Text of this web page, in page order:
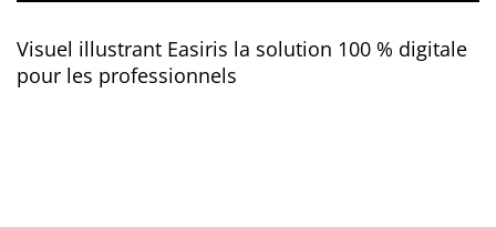
Visuel illustrant Easiris la solution 100 % digitale
pour les professionnels